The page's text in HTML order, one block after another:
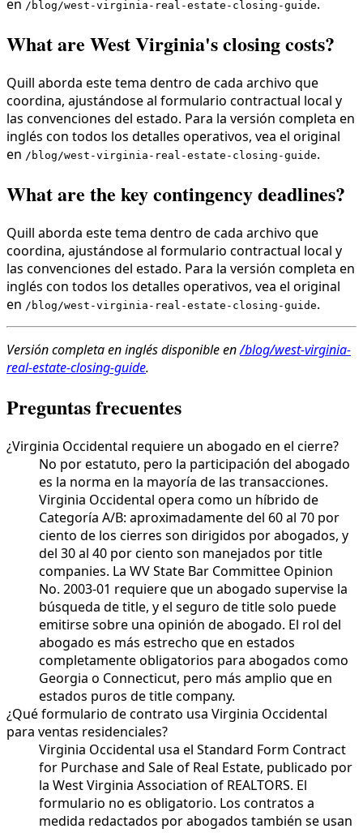
en /blog/west-virginia-real-estate-closing-guide.
What are West Virginia's closing costs?
Quill aborda este tema dentro de cada archivo que
coordina, ajustándose al formulario contractual local y
las convenciones del estado. Para la versión completa en
inglés con todos los detalles operativos, vea el original
en /blog/west-virginia-real-estate-closing-guide.
What are the key contingency deadlines?
Quill aborda este tema dentro de cada archivo que
coordina, ajustándose al formulario contractual local y
las convenciones del estado. Para la versión completa en
inglés con todos los detalles operativos, vea el original
en /blog/west-virginia-real-estate-closing-guide.
Versión completa en inglés disponible en/blog/west-virginia-
real-estate-closing-guide.
Preguntas frecuentes
¿Virginia Occidental requiere un abogado en el cierre?
No por estatuto, pero la participación del abogado
es la norma en la mayoría de las transacciones.
Virginia Occidental opera como un híbrido de
Categoría A/B: aproximadamente del 60 al 70 por
ciento de los cierres son dirigidos por abogados, y
del 30 al 40 por ciento son manejados por title
companies. La WV State Bar Committee Opinion
No. 2003-01 requiere que un abogado supervise la
búsqueda de title, y el seguro de title solo puede
emitirse sobre una opinión de abogado. El rol del
abogado es más estrecho que en estados
completamente obligatorios para abogados como
Georgia o Connecticut, pero más amplio que en
estados puros de title company.
¿Qué formulario de contrato usa Virginia Occidental
para ventas residenciales?
Virginia Occidental usa el Standard Form Contract
for Purchase and Sale of Real Estate, publicado por
la West Virginia Association of REALTORS. El
formulario no es obligatorio. Los contratos a
medida redactados por abogados también se usan